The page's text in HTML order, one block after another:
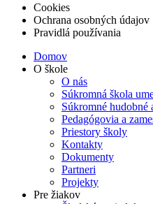
Cookies
Ochrana osobných údajov
Pravidlá používania
Domov
O škole
O nás
Súkromná škola
Súkromné hudobné
Pedagógovia a
Priestory školy
Kontakty
Dokumenty
Partneri
Projekty
Pre žiakov